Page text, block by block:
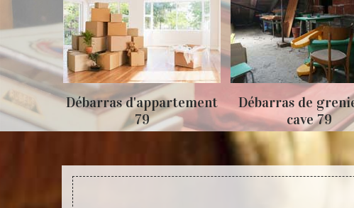
79
Débarras d'appartement
79
Débarras de
cave 79